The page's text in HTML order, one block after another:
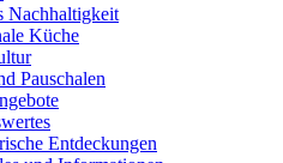
Nachhaltigkeit
Küche
Pauschalen
Entdeckungen